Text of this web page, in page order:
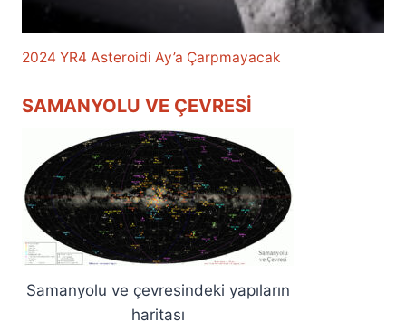
2024 YR4 Asteroidi Ay’a Çarpmayacak
SAMANYOLU VE ÇEVRESI
Samanyolu ve çevresindeki yapıların
haritası